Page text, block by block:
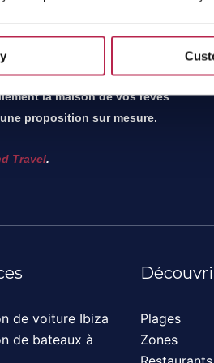
du marché de la location de
la maison de vos rêves
proposition sur mesure.
Travel.
de voiture Ibiza
de bateaux à
Plages
Zones